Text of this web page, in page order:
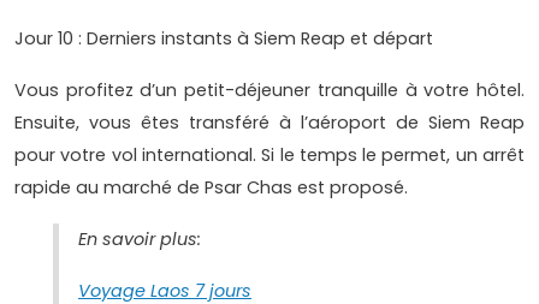
Jour 10 : Derniers instants à Siem Reap et départ
Vous profitez d’un petit-déjeuner tranquille à votre hôtel.
Ensuite, vous êtes transféré à l’aéroport de Siem Reap
pour votre vol international. Si le temps le permet, un arrêt
rapide au marché de Psar Chas est proposé.
En savoir plus:
Voyage Laos 7 jours